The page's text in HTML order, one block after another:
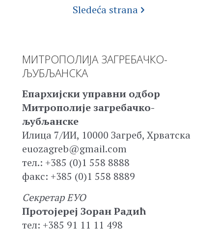
Sledeća strana
МИТРОПОЛИЈА ЗАГРЕБАЧКО-
ЉУБЉАНСКА
Епархијски управни одбор
Митрополије загребачко-
љубљанске
Илица 7/ИИ, 10000 Загреб, Хрватска
euozagreb@gmail.com
тел.: +385 (0)1 558 8888
факс: +385 (0)1 558 8889
Секретар ЕУО
Протојереј Зоран Радић
тел: +385 91 11 11 498